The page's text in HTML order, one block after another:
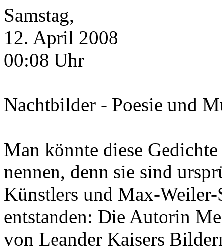
Samstag,
12. April 2008
00:08 Uhr
Nachtbilder - Poesie und
Man könnte diese
nennen, denn sie sind
Künstlers und Max-Weiler-
entstanden: Die Autorin
von Leander Kaisers